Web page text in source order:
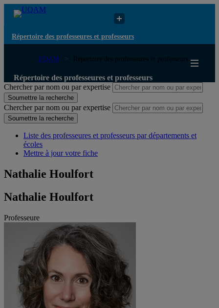
Répertoire des professeures et professeurs
UQAM Répertoire des professeures et professeurs
Répertoire des professeures et professeurs
Chercher par nom ou par expertise
Soumettre la recherche
Chercher par nom ou par expertise
Soumettre la recherche
Liste des professeures et professeurs par départements et
écoles
Mettre à jour votre fiche
Nathalie Houlfort
Nathalie Houlfort
Professeure